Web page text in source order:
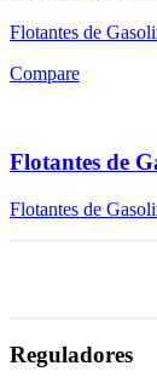
Flotantes de
Compare
Flotantes de
Flotantes de
Reguladores